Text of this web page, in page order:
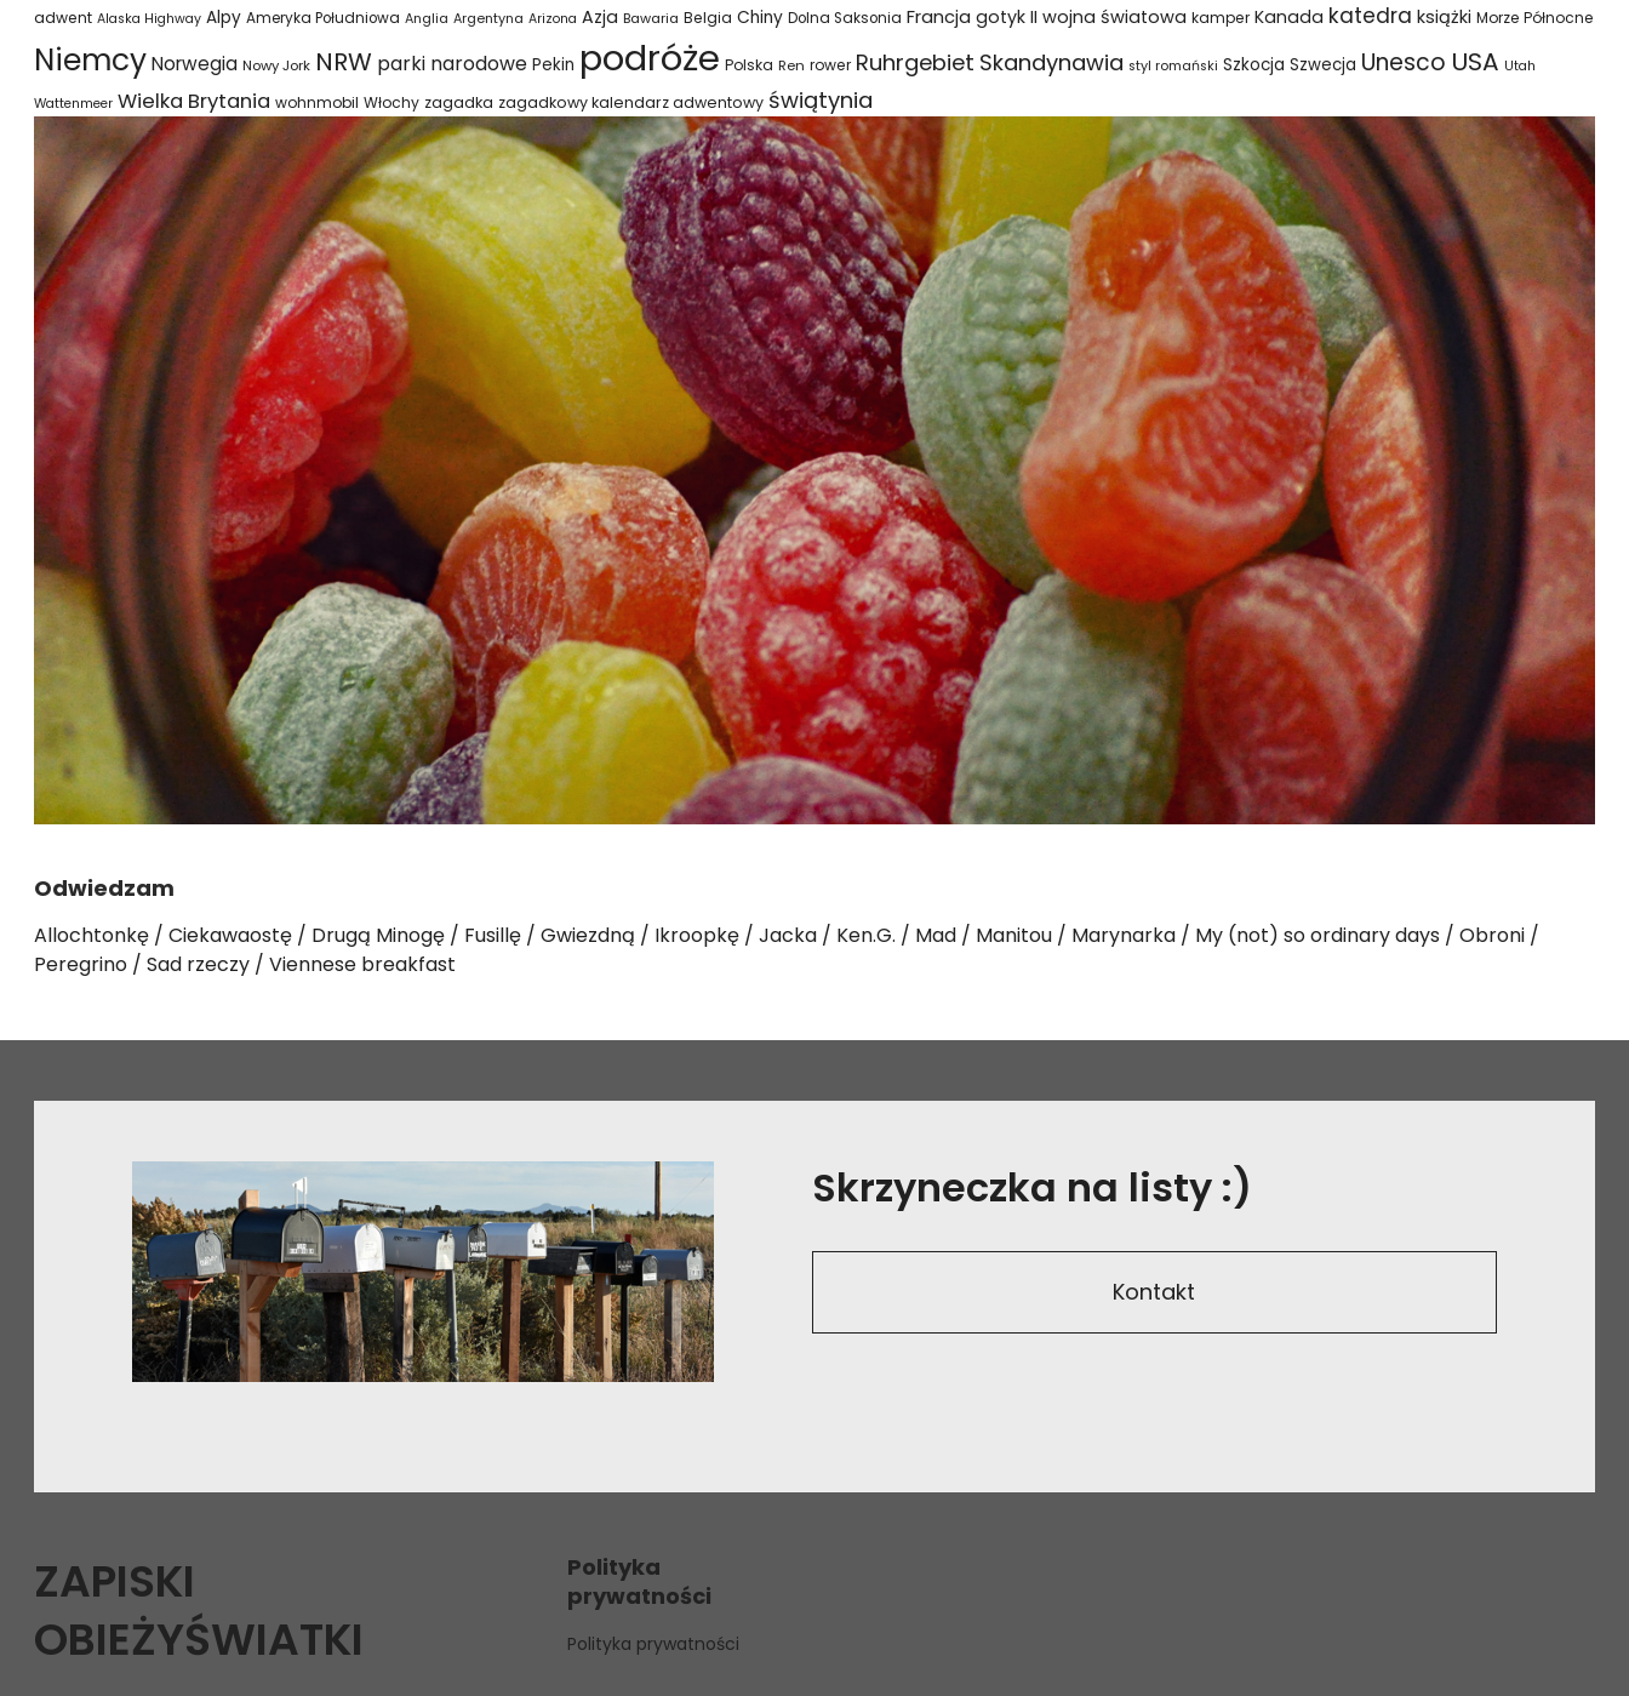
adwent Alaska Highway Alpy Ameryka Południowa Anglia Argentyna Arizona Azja Bawaria Belgia Chiny Dolna Saksonia Francja gotyk II wojna światowa kamper Kanada katedra książki Morze Północne
NiemcyNorwegia Nowy Jork NRW parki narodowe Pekin podróże Polska Ren rower Ruhrgebiet Skandynawia styl romański Szkocja Szwecja Unesco USA Utah
Wattenmeer Wielka Brytania wohnmobil Włochy zagadka zagadkowy kalendarz adwentowy świątynia
Odwiedzam
Allochtonkę Ciekawaostę Drugą Minogę Fusillę Gwiezdną Ikroopkę Jacka Ken.G. Mad Manitou Marynarka My (not) so ordinary days
Obroni
Peregrino
Sad rzeczy Viennese breakfast
Skrzyneczka na listy :)
Kontakt
ZAPISKI
OBIEŻYŚWIATKI
Polityka
prywatności
Polityka prywatności